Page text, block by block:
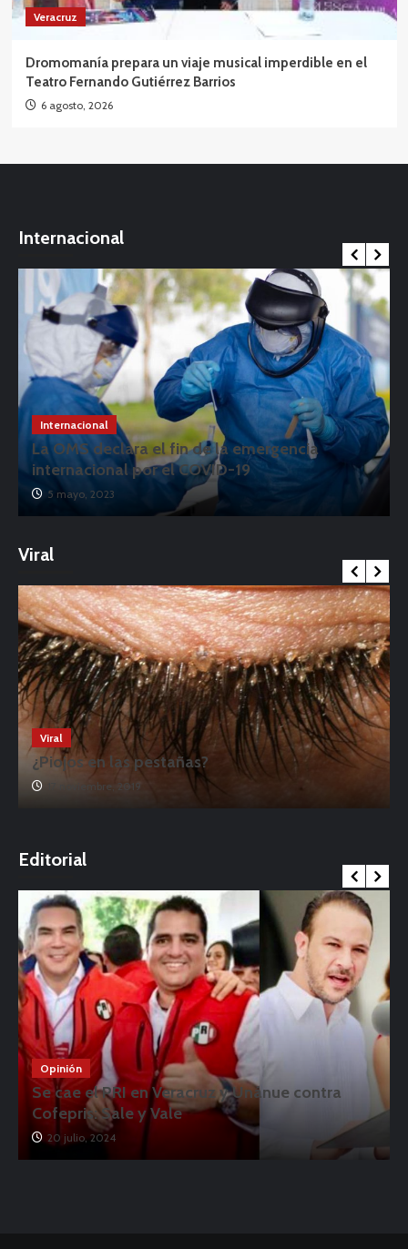
Veracruz
Dromomanía prepara un viaje musical imperdible en el
Teatro Fernando Gutiérrez Barrios
6 agosto, 2026
Internacional
Internacional
La OMS declara el fin de la emergencia
internacional por el COVID-19
5 mayo, 2023
Viral
Viral
¿Piojos en las pestañas?
17 noviembre, 2019
Editorial
Opinión
Se cae el PRI en Veracruz y Unánue contra
Cofepris: Sale y Vale
20 julio, 2024